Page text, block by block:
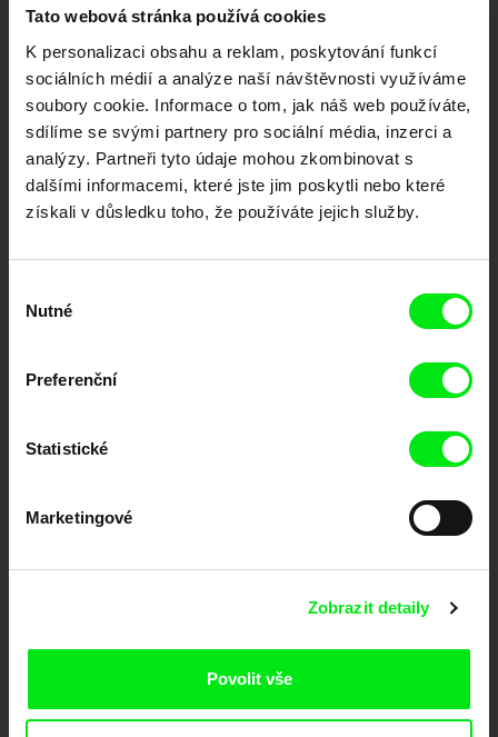
Tato webová stránka používá cookies
K personalizaci obsahu a reklam, poskytování funkcí
sociálních médií a analýze naší návštěvnosti využíváme
soubory cookie. Informace o tom, jak náš web používáte,
sdílíme se svými partnery pro sociální média, inzerci a
analýzy. Partneři tyto údaje mohou zkombinovat s
dalšími informacemi, které jste jim poskytli nebo které
získali v důsledku toho, že používáte jejich služby.
souhlasu
Nutné
Preferenční
Statistické
Marketingové
Zobrazit detaily
Povolit vše
Vaše online
dokumentární kino
Nové festivalové filmy
každý týden
Portál DAFilms.cz je výsledkem tvůrčí spolupráce 7 klíčových evropských
festivalů dokumentárního filmu sdružených do Doc Alliance. Naším cílem je
podporovat kvalitní autorské filmy.
DOK Leipzig
FIDMarseille MFDF Ji.hlava Visions du Réel